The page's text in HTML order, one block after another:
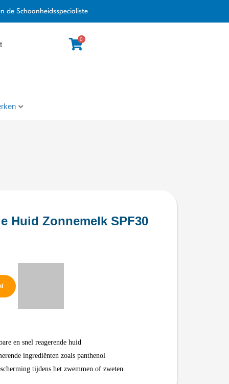
de Schoonheidsspecialiste
0
Huid Zonnemelk SPF30
en snel reagerende huid
ingrediënten zoals panthenol
tijdens het zwemmen of zweten